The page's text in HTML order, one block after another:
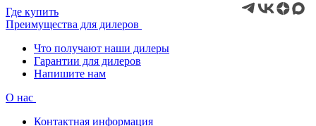
Где купить
Преимущества для дилеров
Что получают наши дилеры
Гарантии для дилеров
Напишите нам
О нас
Контактная информация